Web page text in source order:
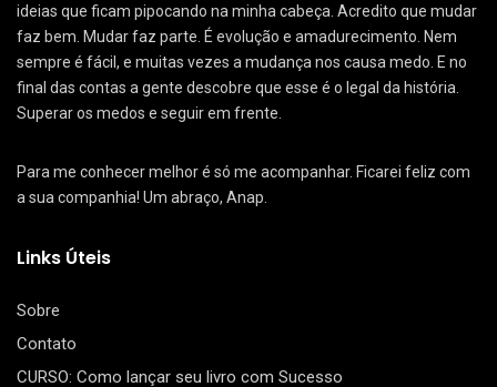
ideias que ficam pipocando na minha cabeça. Acredito que mudar
faz bem. Mudar faz parte. É evolução e amadurecimento. Nem
sempre é fácil, e muitas vezes a mudança nos causa medo. E no
final das contas a gente descobre que esse é o legal da história.
Superar os medos e seguir em frente.
Para me conhecer melhor é só me acompanhar. Ficarei feliz com
a sua companhia! Um abraço, Anap.
Links Úteis
Sobre
Contato
CURSO: Como lançar seu livro com Sucesso